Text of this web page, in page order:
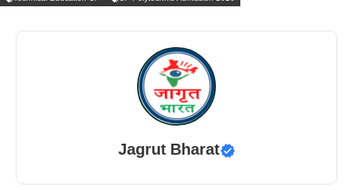
Jagrut Bharat